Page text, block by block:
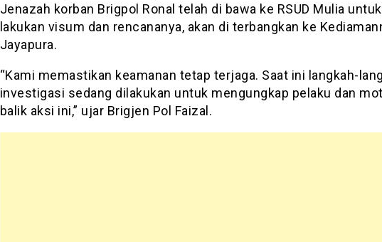
Jenazah korban Brigpol Ronal telah di bawa ke RSUD Mulia
lakukan visum dan rencananya, akan di terbangkan ke
Jayapura.
“Kami memastikan keamanan tetap terjaga. Saat ini langkah-
investigasi sedang dilakukan untuk mengungkap pelaku dan
balik aksi ini,” ujar Brigjen Pol Faizal.